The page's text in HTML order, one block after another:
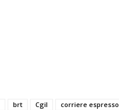
brt Cgil corriere espresso